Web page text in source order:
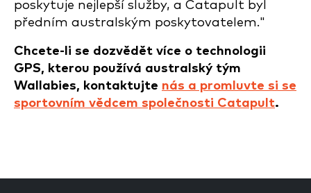
poskytuje nejlepší služby, a Catapult byl
předním australským poskytovatelem."
Chcete-li se dozvědět více o technologii
GPS, kterou používá australský tým
Wallabies, kontaktujte nás a promluvte si se
sportovním vědcem společnosti Catapult.